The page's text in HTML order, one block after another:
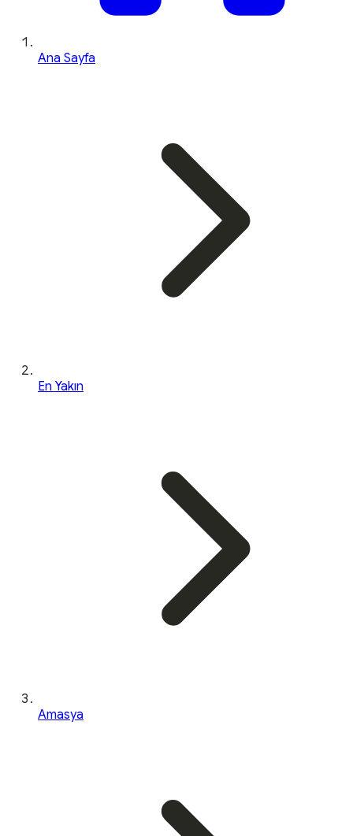
Ana Sayfa
En Yakın
Amasya